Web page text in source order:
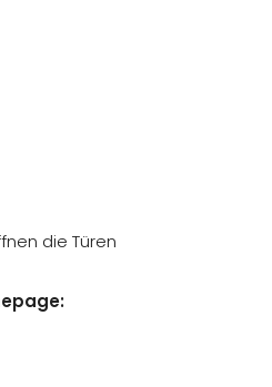
die Türen